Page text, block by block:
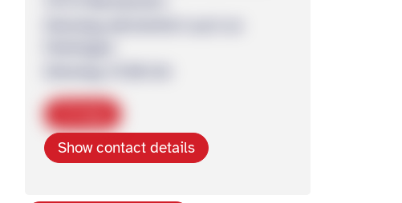
Show contact details